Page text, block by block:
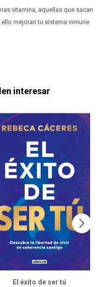
vitamina, aquellas que sacan
mejoran tu sistema inmune.
interesar
El éxito de ser tú